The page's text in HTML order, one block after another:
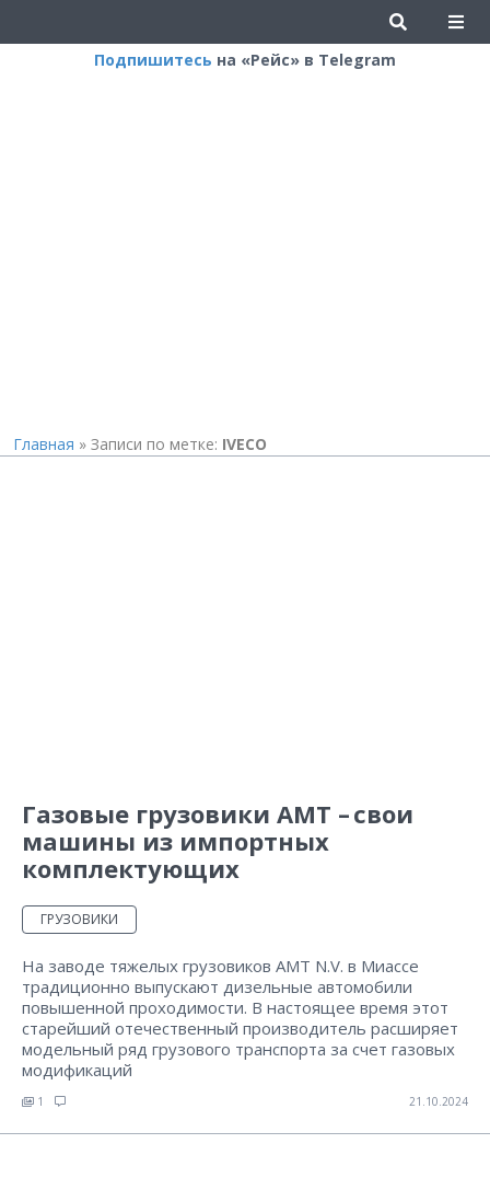
Подпишитесь на «Рейс» в Telegram
Главная » Записи по метке: IVECO
Газовые грузовики АМТ – свои
машины из импортных
комплектующих
ГРУЗОВИКИ
На заводе тяжелых грузовиков АМТ N.V. в Миассе
традиционно выпускают дизельные автомобили
повышенной проходимости. В настоящее время этот
старейший отечественный производитель расширяет
модельный ряд грузового транспорта за счет газовых
модификаций
1 21.10.2024